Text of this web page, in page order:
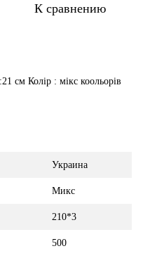
К сравнению
см Колір : мікс коольорів
Украина
Микс
210*3
500